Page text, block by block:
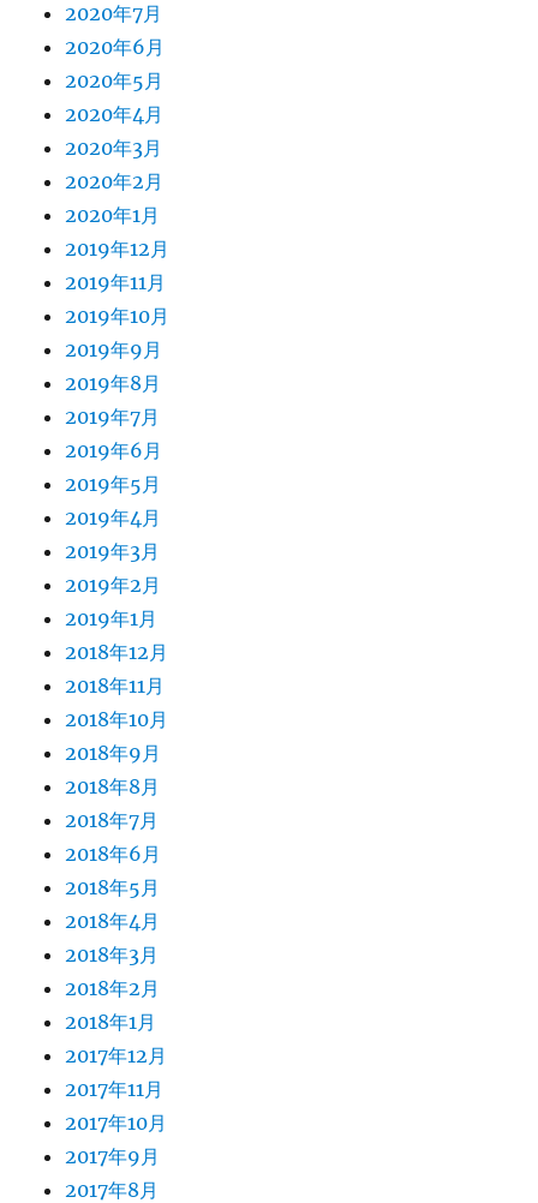
2020年7月
2020年6月
2020年5月
2020年4月
2020年3月
2020年2月
2020年1月
2019年12月
2019年11月
2019年10月
2019年9月
2019年8月
2019年7月
2019年6月
2019年5月
2019年4月
2019年3月
2019年2月
2019年1月
2018年12月
2018年11月
2018年10月
2018年9月
2018年8月
2018年7月
2018年6月
2018年5月
2018年4月
2018年3月
2018年2月
2018年1月
2017年12月
2017年11月
2017年10月
2017年9月
2017年8月